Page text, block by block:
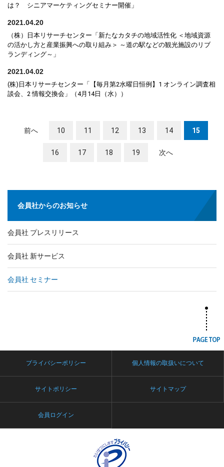
は？ シニアマーケティングセミナー開催」
2021.04.20
（株）日本リサーチセンター「新たなカタチの地域活性化 ＜地域資源
の活かし方と産業振興への取り組み＞ ～道の駅などの観光施設のリブ
ランディング～」
2021.04.02
(株)日本リサーチセンター「【毎月第2水曜日恒例】1 オンライン調査相
談会、2 情報交換会」（4月14日（水））
前へ 10 11 12 13 14 15
16 17 18 19 次へ
会員社からのお知らせ
会員社 プレスリリース
会員社 新サービス
会員社 セミナー
プライバシーポリシー 個人情報の取扱いについて
サイトポリシー サイトマップ
会員ログイン